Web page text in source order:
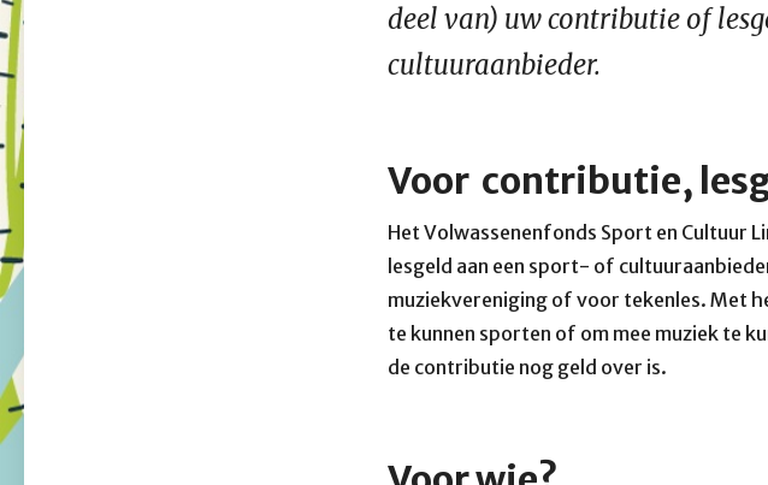
deel van) uw contributie of
cultuuraanbieder.
Voor contributie,
Het Volwassenenfonds Sport en Cultuur
lesgeld aan een sport- of
muziekvereniging of voor tekenles. Met
te kunnen sporten of om mee muziek te
de contributie nog geld over is.